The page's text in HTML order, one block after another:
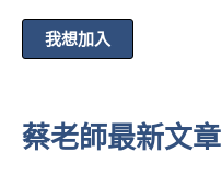
我想加入
蔡老師最新文章